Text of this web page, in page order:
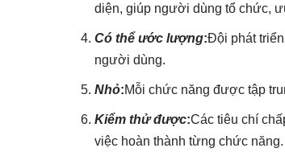
diện, giúp người dùng tổ chức,
Có thể ước lượng:Đội phát
người dùng.
Nhỏ:Mỗi chức năng được tập
Kiểm thử được:Các tiêu chí
việc hoàn thành từng chức năng.